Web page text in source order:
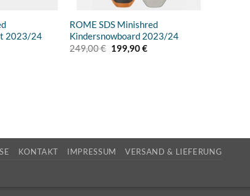
2023/24
ROME SDS Minishred
Kindersnowboard 2023/24
249,00€ Ursprünglicher
199,90€Aktueller
KONTAKT IMPRESSUM VERSAND & LIEFERUNG